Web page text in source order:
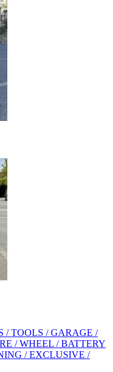
/TOOLS /GARAGE /
/WHEEL /BATTERY
/EXCLUSIVE /